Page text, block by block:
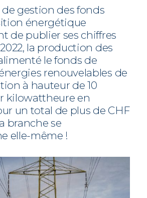
de gestion des fonds
énergétique
de publier ses chiffres
la production des
le fonds de
renouvelables de
à hauteur de 10
kilowattheure en
un total de plus de CHF
branche se
elle-même !